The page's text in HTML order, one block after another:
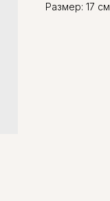
Размер: 17 см